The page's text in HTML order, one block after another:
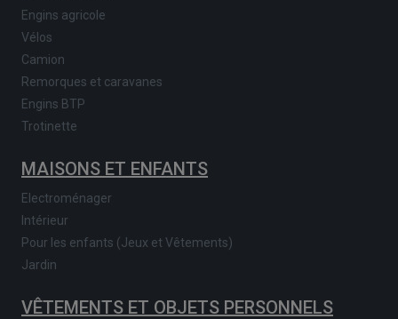
Engins agricole
Vélos
Camion
Remorques et caravanes
Engins BTP
Trotinette
MAISONS ET ENFANTS
Electroménager
Intérieur
Pour les enfants (Jeux et Vêtements)
Jardin
VÊTEMENTS ET OBJETS PERSONNELS